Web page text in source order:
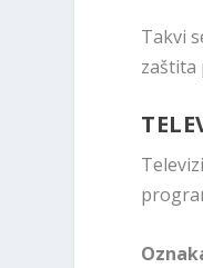
Takvi
zaštita